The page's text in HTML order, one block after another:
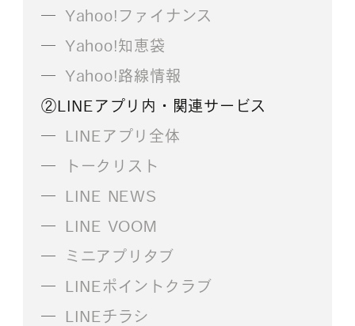
Yahoo!ファイナンス
Yahoo!知恵袋
Yahoo!路線情報
②LINEアプリ内・関連サービス
LINEアプリ全体
トークリスト
LINE NEWS
LINE VOOM
ミニアプリタブ
LINEポイントクラブ
LINEチラシ